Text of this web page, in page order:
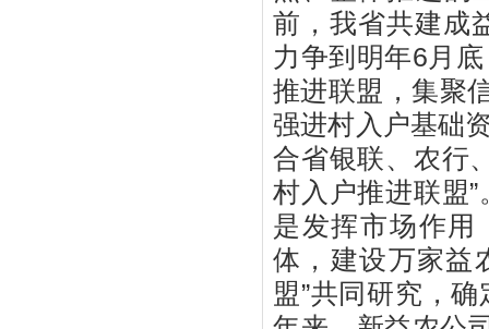
前，我省共建成
力争到明年6月
推进联盟，集聚
强进村入户基础
合省银联、农行
村入户推进联盟
是发挥市场作用
体，建设万家益
盟”共同研究，